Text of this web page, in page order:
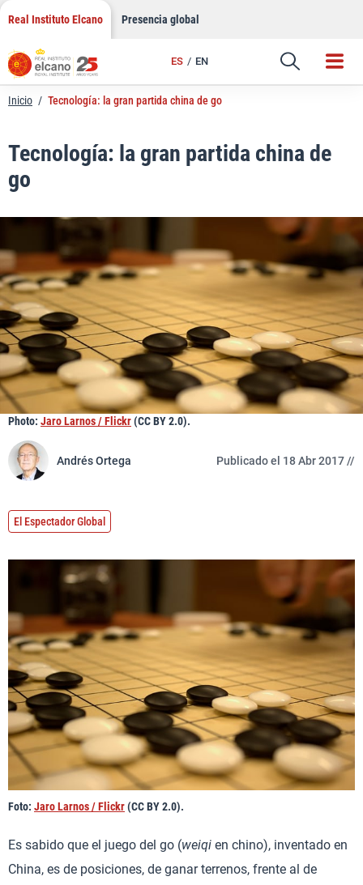
Saltar
contenido
Real Instituto Elcano Presencia global
ES EN
Enlace
Inicio / Tecnología: la gran partida china de go
Tecnología: la gran partida china de
go
Photo: Jaro Larnos / Flickr(CC BY 2.0).
Andrés Ortega Publicado el 18 Abr 2017 //
El Espectador Global
Foto: Jaro Larnos / Flickr(CC BY 2.0).
Es sabido que el juego del go (weiqi en chino), inventado en
China, es de posiciones, de ganar terrenos, frente al de